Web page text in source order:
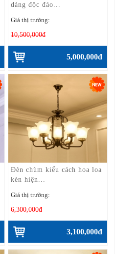
dáng độc đáo...
Giá thị trường:
10,500,000đ
5,000,000đ
Đèn chùm kiểu cách hoa loa
kèn hiện...
Giá thị trường:
6,300,000đ
3,100,000đ